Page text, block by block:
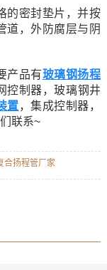
密封垫片，并按
道，外防腐层与阴
产品有玻璃钢扬程
控制器，玻璃钢井
置，集成控制器，
联系~
合扬程管厂家